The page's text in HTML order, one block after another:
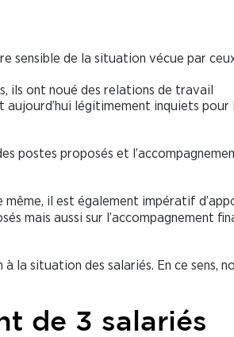
sensible de la situation vécue par
ils ont noué des relations de travail
légitimement inquiets pour
postes proposés et
même, il est également impératif
mais aussi sur l’accompagnement
la situation des salariés. En ce sens,
de 3 salariés